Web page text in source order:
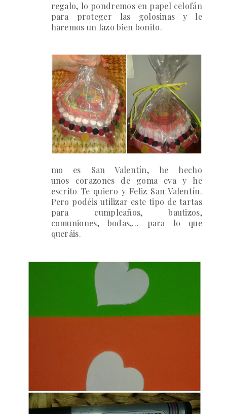
regalo, lo pondremos en papel celofán
para proteger las golosinas y le
haremos un lazo bien bonito.
mo es San Valentín, he hecho
unos corazones de goma eva y he
escrito Te quiero y Feliz San Valentín.
Pero podéis utilizar este tipo de tartas
para cumpleaños, bautizos,
comuniones, bodas,… para lo que
queráis.